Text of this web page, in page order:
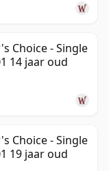
Choice - Single
14 jaar oud
Choice - Single
19 jaar oud